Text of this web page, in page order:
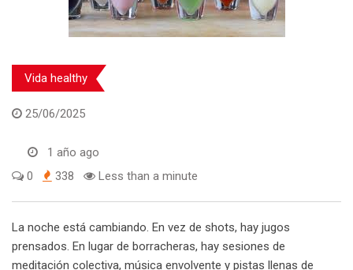
Vida healthy
25/06/2025
1 año ago
0
338 Less than a minute
La noche está cambiando. En vez de shots, hay jugos
prensados. En lugar de borracheras, hay sesiones de
meditación colectiva, música envolvente y pistas llenas de